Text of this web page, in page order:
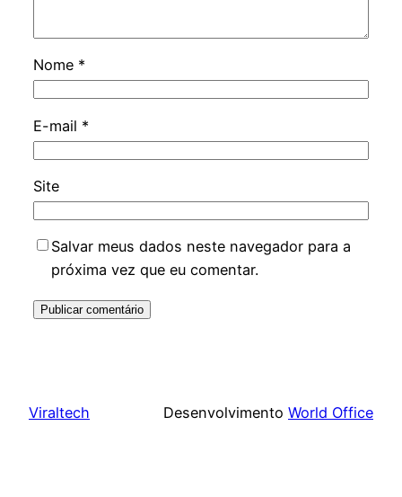
Nome *
E-mail *
Site
Salvar meus dados neste navegador para a
próxima vez que eu comentar.
Viraltech Desenvolvimento World Office